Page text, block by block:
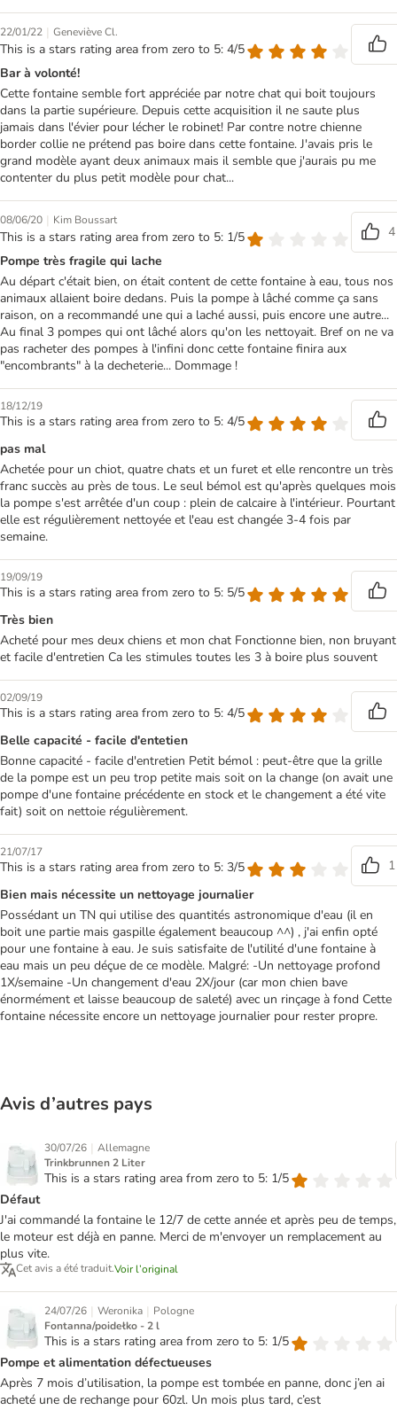
22/01/22 | Geneviève Cl.
This is a stars rating area from zero to 5: 4/5
Bar à volonté!
Cette fontaine semble fort appréciée par notre chat qui boit toujours
dans la partie supérieure. Depuis cette acquisition il ne saute plus
jamais dans l'évier pour lécher le robinet! Par contre notre chienne
border collie ne prétend pas boire dans cette fontaine. J'avais pris le
grand modèle ayant deux animaux mais il semble que j'aurais pu me
contenter du plus petit modèle pour chat...
08/06/20 | Kim Boussart
This is a stars rating area from zero to 5: 1/5
4
Pompe très fragile qui lache
Au départ c'était bien, on était content de cette fontaine à eau, tous nos
animaux allaient boire dedans. Puis la pompe à lâché comme ça sans
raison, on a recommandé une qui a laché aussi, puis encore une autre...
Au final 3 pompes qui ont lâché alors qu'on les nettoyait. Bref on ne va
pas racheter des pompes à l'infini donc cette fontaine finira aux
"encombrants" à la decheterie... Dommage !
18/12/19
This is a stars rating area from zero to 5: 4/5
pas mal
Achetée pour un chiot, quatre chats et un furet et elle rencontre un très
franc succès au près de tous. Le seul bémol est qu'après quelques mois
la pompe s'est arrêtée d'un coup : plein de calcaire à l'intérieur. Pourtant
elle est régulièrement nettoyée et l'eau est changée 3-4 fois par
semaine.
19/09/19
This is a stars rating area from zero to 5: 5/5
Très bien
Acheté pour mes deux chiens et mon chat Fonctionne bien, non bruyant
et facile d'entretien Ca les stimules toutes les 3 à boire plus souvent
02/09/19
This is a stars rating area from zero to 5: 4/5
Belle capacité - facile d'entetien
Bonne capacité - facile d'entretien Petit bémol : peut-être que la grille
de la pompe est un peu trop petite mais soit on la change (on avait une
pompe d'une fontaine précédente en stock et le changement a été vite
fait) soit on nettoie régulièrement.
21/07/17
This is a stars rating area from zero to 5: 3/5
1
Bien mais nécessite un nettoyage journalier
Possédant un TN qui utilise des quantités astronomique d'eau (il en
boit une partie mais gaspille également beaucoup ^^) , j'ai enfin opté
pour une fontaine à eau. Je suis satisfaite de l'utilité d'une fontaine à
eau mais un peu déçue de ce modèle. Malgré: -Un nettoyage profond
1X/semaine -Un changement d'eau 2X/jour (car mon chien bave
énormément et laisse beaucoup de saleté) avec un rinçage à fond Cette
fontaine nécessite encore un nettoyage journalier pour rester propre.
Avis d’autres pays
30/07/26 | Allemagne
Trinkbrunnen 2 Liter
This is a stars rating area from zero to 5: 1/5
Défaut
J'ai commandé la fontaine le 12/7 de cette année et après peu de temps,
le moteur est déjà en panne. Merci de m'envoyer un remplacement au
plus vite.
Cet avis a été traduit.Voir l’original
24/07/26 | Weronika | Pologne
Fontanna/poidełko - 2 l
This is a stars rating area from zero to 5: 1/5
Pompe et alimentation défectueuses
Après 7 mois d’utilisation, la pompe est tombée en panne, donc j’en ai
acheté une de rechange pour 60zl. Un mois plus tard, c’est